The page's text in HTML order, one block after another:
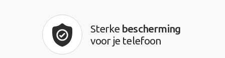
Sterke bescherming
voor je telefoon